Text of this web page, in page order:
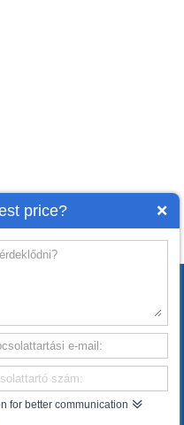
price?
for better communication